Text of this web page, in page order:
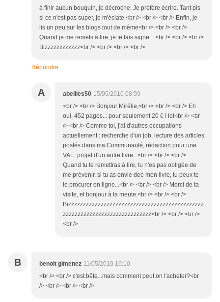
à finir aucun bouquin, je décroche. Je préfère écrire. Tant pis
si ce n'est pas super, je m'éclate.<br /> <br /> <br /> Enfin, je
lis un peu sur les blogs tout de même<br /> <br /> <br />
Quand je me remets à lire, je te fais signe....<br /> <br /> <br />
Bizzzzzzzzzzzz<br /> <br /> <br /> <br />
Répondre
A abeilles50 15/05/2010 08:59
<br /> <br /> Bonjour Mirélie,<br /> <br /> <br /> Eh
oui, 452 pages... pour seulement 20 € ! lol<br /> <br
/> <br /> Comme toi, j'ai d'autres occupations
actuellement : recherche d'un job, lecture des articles
postés dans ma Communauté, rédaction pour une
VAE, projet d'un autre livre...<br /> <br /> <br />
Quand tu te remettras à lire, tu n'es pas obligée de
me prévenir, si tu as envie dee mon livre, tu peux te
le procurer en ligne...<br /> <br /> <br /> Merci de ta
visite, et bonjour à ta meute.<br /> <br /> <br />
Bizzzzzzzzzzzzzzzzzzzzzzzzzzzzzzzzzzzzzzzzzzzzzz
zzzzzzzzzzzzzzzzzzzzzzzzzzzzzz<br /> <br /> <br />
<br />
B benoit gimenez 11/05/2010 16:10
<br /> <br /> c'est bête...mais comment peut on l'acheter?<br
/> <br /> <br /> <br />